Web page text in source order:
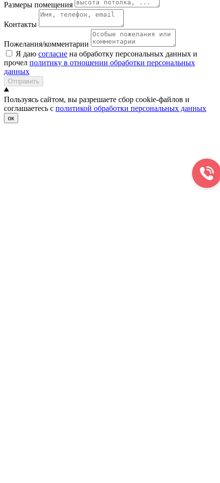
Размеры помещения
Контакты
Пожелания/комментарии
Я даю согласие на обработку персональных данных и
прочел политику в отношении обработки персональных
данных
Отправить
Пользуясь сайтом, вы разрешаете сбор cookie-файлов и
соглашаетесь с политикой обработки персональных данных
ок